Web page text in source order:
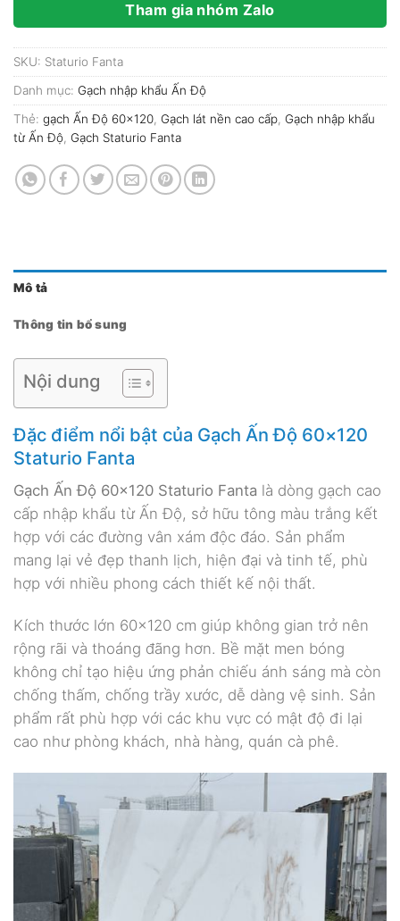
Tham gia nhóm Zalo
SKU: Staturio Fanta
Danh mục: Gạch nhập khẩu Ấn Độ
Thẻ: gạch Ấn Độ 60x120 Gạch lát nền cao cấp Gạch nhập khẩu
từ Ấn Độ Gạch Staturio Fanta
Mô tả
Thông tin bổ sung
Nội dung
Đặc điểm nổi bật của Gạch Ấn Độ 60×120
Staturio Fanta
Gạch Ấn Độ 60×120 Staturio Fanta là dòng gạch cao
cấp nhập khẩu từ Ấn Độ, sở hữu tông màu trắng kết
hợp với các đường vân xám độc đáo. Sản phẩm
mang lại vẻ đẹp thanh lịch, hiện đại và tinh tế, phù
hợp với nhiều phong cách thiết kế nội thất.
Kích thước lớn 60×120 cm giúp không gian trở nên
rộng rãi và thoáng đãng hơn. Bề mặt men bóng
không chỉ tạo hiệu ứng phản chiếu ánh sáng mà còn
chống thấm, chống trầy xước, dễ dàng vệ sinh. Sản
phẩm rất phù hợp với các khu vực có mật độ đi lại
cao như phòng khách, nhà hàng, quán cà phê.